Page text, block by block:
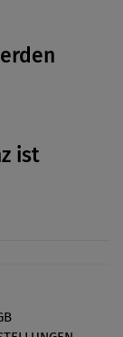
ist